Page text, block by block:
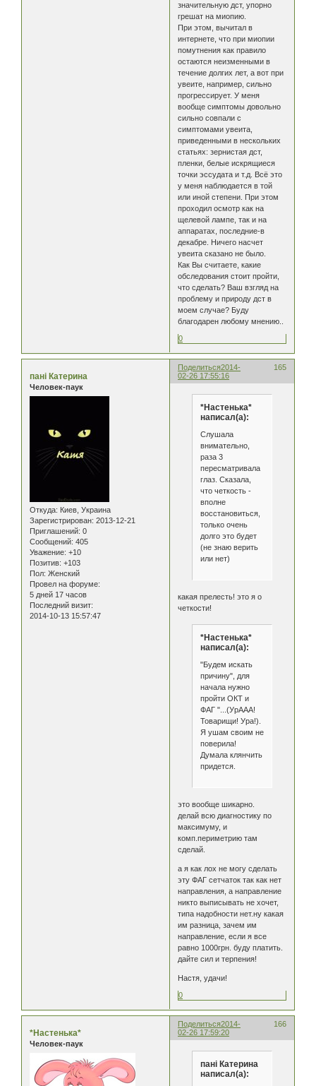
значительную дст, упорно
грешат на миопию.
При этом, вычитал в
интернете, что при миопии
помутнения как правило
остаются неизменными в
течение долгих лет, а вот при
увеите, например, сильно
прогрессирует. У меня
вообще симптомы довольно
сильно совпали с
симптомами увеита,
приведенными в нескольких
статьях: зернистая дст,
пленки, белые искрящиеся
точки эссудата и т.д. Всё это
у меня наблюдается в той
или иной степени. При этом
проходил осмотр как на
щелевой лампе, так и на
аппаратах, последние-в
декабре. Ничего насчет
увеита сказано не было.
Как Вы считаете, какие
обследования стоит пройти,
что сделать? Ваш взгляд на
проблему и природу дст в
моем случае? Буду
благодарен любому мнению..
0
Поделиться 165
2014-
02-26 17:55:16
пані Катерина
Человек-паук
Откуда: Киев, Украина
Зарегистрирован: 2013-12-21
Приглашений: 0
Сообщений: 405
Уважение: +10
Позитив: +103
Пол: Женский
Провел на форуме:
5 дней 17 часов
Последний визит:
2014-10-13 15:57:47
*Настенька*
написал(а):
Слушала
внимательно,
раза 3
пересматривала
глаз. Сказала,
что четкость -
вполне
восстановиться,
только очень
долго это будет
(не знаю верить
или нет)
какая прелесть! это я о
четкости!
*Настенька*
написал(а):
"Будем искать
причину", для
начала нужно
пройти ОКТ и
ФАГ "...(УрААА!
Товарищи! Ура!).
Я ушам своим не
поверила!
Думала клянчить
придется.
это вообще шикарно.
делай всю диагностику по
максимуму, и
комп.периметрию там
сделай.
а я как лох не могу сделать
эту ФАГ сетчаток так как нет
направления, а направление
никто выписывать не хочет,
типа надобности нет.ну какая
им разница, зачем им
направление, если я все
равно 1000грн. буду платить.
дайте сил и терпения!
Настя, удачи!
0
Поделиться 166
2014-
02-26 17:59:20
*Настенька*
Человек-паук
пані Катерина
написал(а):